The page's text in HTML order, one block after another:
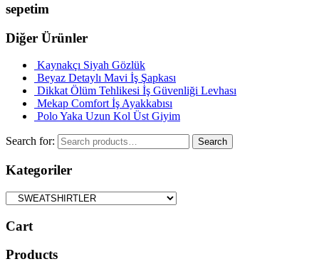
sepetim
Diğer Ürünler
Kaynakçı Siyah Gözlük
Beyaz Detaylı Mavi İş Şapkası
Dikkat Ölüm Tehlikesi İş Güvenliği Levhası
Mekap Comfort İş Ayakkabısı
Polo Yaka Uzun Kol Üst Giyim
Search for: Search
Kategoriler
Cart
Products